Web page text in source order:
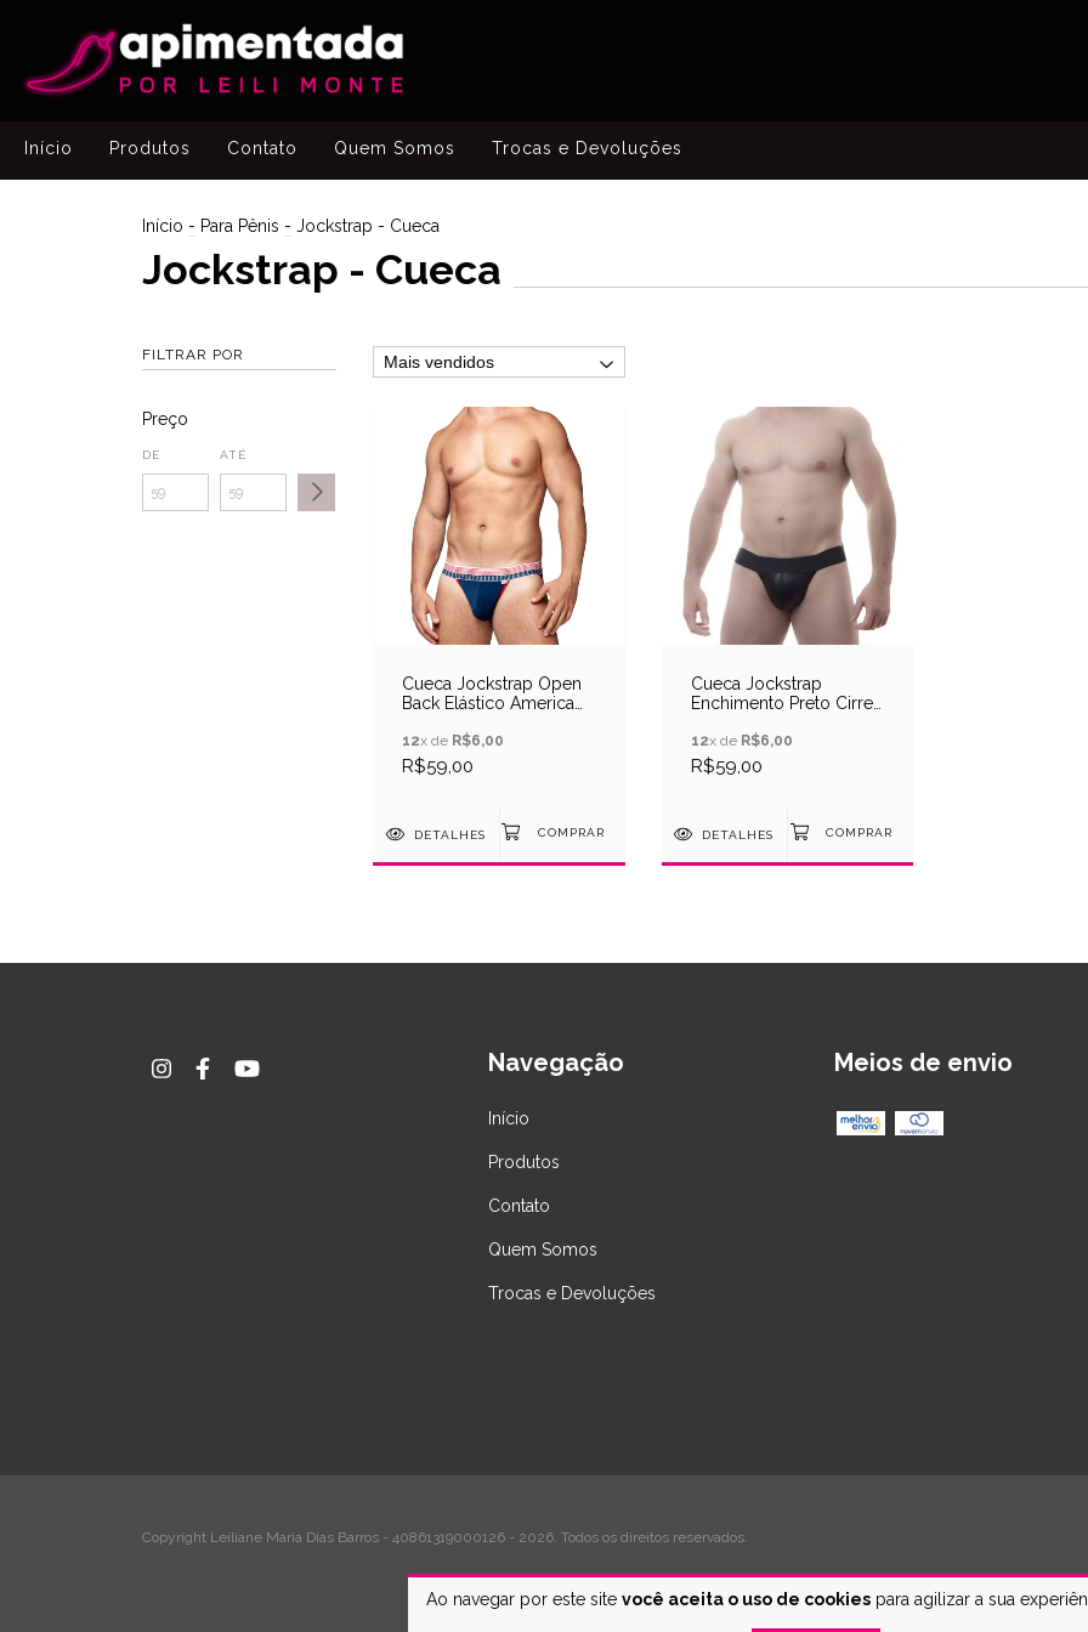
Início Produtos Contato Quem Somos Trocas e Devoluções
Ao navegar por este site você aceita o uso de cookies para agilizar a sua
Início - Para Pênis - Jockstrap - Cueca
Jockstrap - Cueca
FILTRAR POR
Preço
DE ATÉ
Cueca Jockstrap Open
Back Elástico America
12x de R$6,00
R$59,00
DETALHES
Cueca Jockstrap
Enchimento Preto Cirre
12x de R$6,00
R$59,00
DETALHES
Navegação
Início
Produtos
Contato
Quem Somos
Trocas e Devoluções
Meios de envio
Copyright Leiliane Maria Dias Barros - 40861319000126 - 2026. Todos os direitos reservados.